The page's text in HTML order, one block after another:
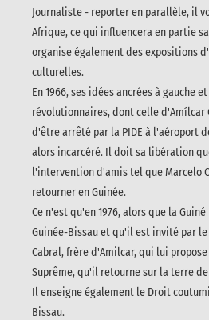
Journaliste - reporter en parallèle, il
Afrique, ce qui influencera en partie
organise également des expositions
culturelles.
En 1966, ses idées ancrées à gauche
révolutionnaires, dont celle d'Amílcar
d'être arrêté par la PIDE à l'aéroport
alors incarcéré. Il doit sa libération
l'intervention d'amis tel que Marcelo
retourner en Guinée.
Ce n'est qu'en 1976, alors que la
Guinée-Bissau et qu'il est invité par
Cabral, frère d'Amilcar, qui lui
Suprême, qu'il retourne sur la terre de
Il enseigne également le Droit
Bissau.